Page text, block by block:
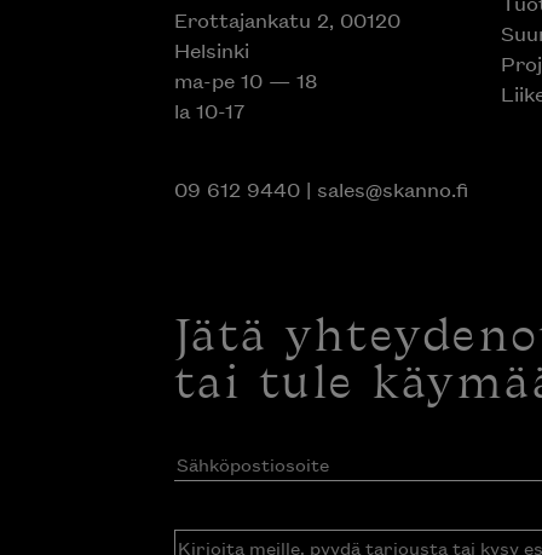
Erottajankatu 2, 00120
Helsinki
ma-pe 10 — 18
la 10-17
09 612 9440| sales@skanno.fi
Jätä
tai tule
Sähköpostiosoite(Pakollinen)
Kirjoita